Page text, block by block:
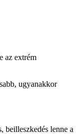
az extrém
ugyanakkor
beilleszkedés lenne a